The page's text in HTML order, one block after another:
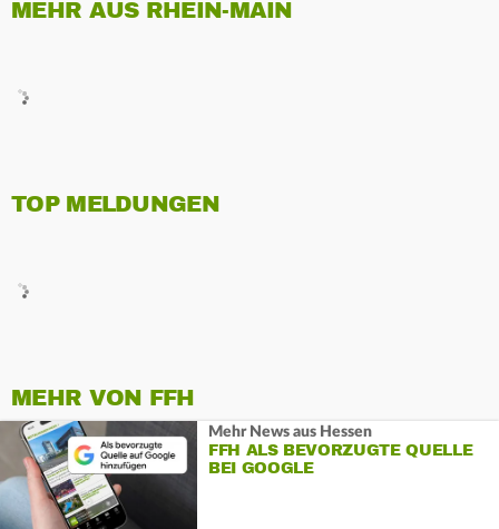
MEHR AUS RHEIN-MAIN
TOP MELDUNGEN
MEHR VON FFH
Mehr News aus Hessen
FFH ALS BEVORZUGTE QUELLE
BEI GOOGLE